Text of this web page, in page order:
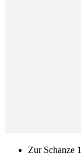
Zur Schanze